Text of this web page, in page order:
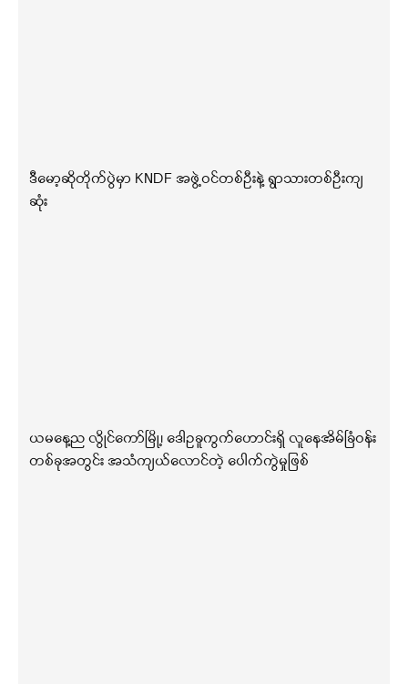
ဒီမော့ဆိုတိုက်ပွဲမှာ KNDF အဖွဲ့ဝင်တစ်ဦးနဲ့ ရွာသားတစ်ဦးကျ
ဆုံး
ယမနေ့ည လွိုင်ကော်မြို့၊ ဒေါဥခူကွက်ဟောင်းရှိ လူနေအိမ်ခြံဝန်း
တစ်ခုအတွင်း အသံကျယ်လောင်တဲ့ ပေါက်ကွဲမှုဖြစ်